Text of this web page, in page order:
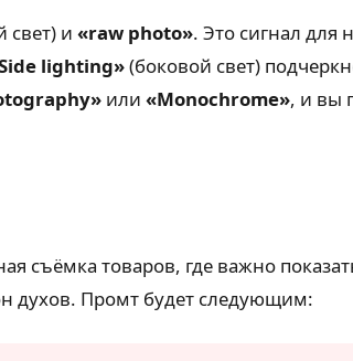
свет) и «raw photo». Это сигнал для
lighting»(боковой свет)
или «Monochrome», и вы
съёмка товаров, где важно
духов. Промт будет следующим: